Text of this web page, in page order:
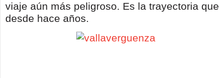
viaje aún más peligroso. Es la trayectoria
desde hace años.